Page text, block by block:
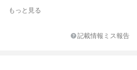
もっと見る
記載情報ミス報告